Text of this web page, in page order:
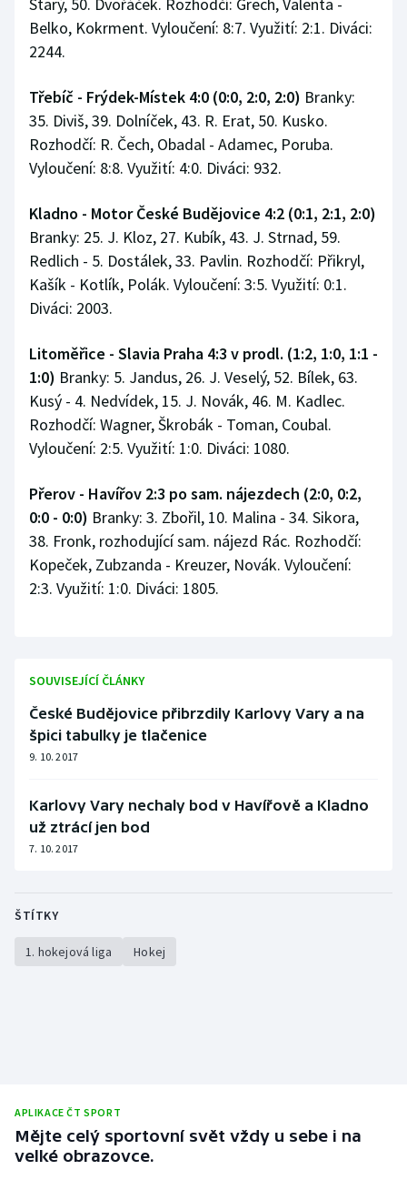
Starý, 50. Dvořáček. Rozhodčí: Grech, Valenta -
Belko, Kokrment. Vyloučení: 8:7. Využití: 2:1. Diváci:
2244.
Třebíč - Frýdek-Místek 4:0 (0:0, 2:0, 2:0) Branky:
35. Diviš, 39. Dolníček, 43. R. Erat, 50. Kusko.
Rozhodčí: R. Čech, Obadal - Adamec, Poruba.
Vyloučení: 8:8. Využití: 4:0. Diváci: 932.
Kladno - Motor České Budějovice 4:2 (0:1, 2:1, 2:0)
Branky: 25. J. Kloz, 27. Kubík, 43. J. Strnad, 59.
Redlich - 5. Dostálek, 33. Pavlin. Rozhodčí: Přikryl,
Kašík - Kotlík, Polák. Vyloučení: 3:5. Využití: 0:1.
Diváci: 2003.
Litoměřice - Slavia Praha 4:3 v prodl. (1:2, 1:0, 1:1 -
1:0) Branky: 5. Jandus, 26. J. Veselý, 52. Bílek, 63.
Kusý - 4. Nedvídek, 15. J. Novák, 46. M. Kadlec.
Rozhodčí: Wagner, Škrobák - Toman, Coubal.
Vyloučení: 2:5. Využití: 1:0. Diváci: 1080.
Přerov - Havířov 2:3 po sam. nájezdech (2:0, 0:2,
0:0 - 0:0) Branky: 3. Zbořil, 10. Malina - 34. Sikora,
38. Fronk, rozhodující sam. nájezd Rác. Rozhodčí:
Kopeček, Zubzanda - Kreuzer, Novák. Vyloučení:
2:3. Využití: 1:0. Diváci: 1805.
SOUVISEJÍCÍ ČLÁNKY
České Budějovice přibrzdily Karlovy Vary a na
špici tabulky je tlačenice
9. 10. 2017
Karlovy Vary nechaly bod v Havířově a Kladno
už ztrácí jen bod
7. 10. 2017
ŠTÍTKY
1. hokejová liga Hokej
APLIKACE ČT SPORT
Mějte celý sportovní svět vždy u sebe i na
velké obrazovce.